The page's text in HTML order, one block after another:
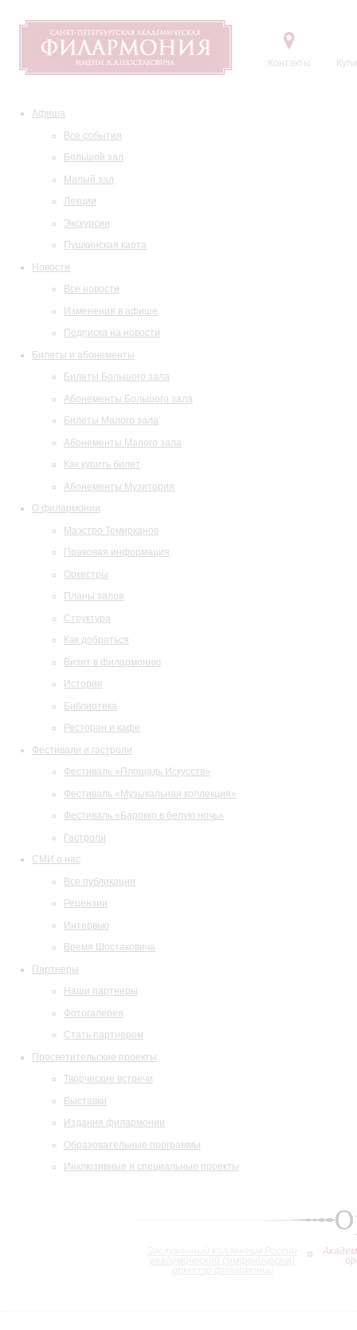
Контакты
Афиша
Все события
Большой зал
Малый зал
Лекции
Экскурсии
Пушкинская карта
Новости
Все новости
Изменения в афише
Подписка на новости
Билеты и абонементы
Билеты Большого зала
Абонементы Большого зала
Билеты Малого зала
Абонементы Малого зала
Как купить билет
Абонементы Музитория
О филармонии
Маэстро Темирканов
Правовая информация
Оркестры
Планы залов
Структура
Как добраться
Визит в филармонию
История
Библиотека
Ресторан и кафе
Фестивали и гастроли
Фестиваль «Площадь Искусств»
Фестиваль «Музыкальная коллекция»
Фестиваль «Барокко в белую ночь»
Гастроли
СМИ о нас
Все публикации
Рецензии
Интервью
Время Шостаковича
Партнеры
Наши партнеры
Фотогалерея
Стать партнером
Просветительские проекты
Творческие встречи
Выставки
Издания филармонии
Образовательные программы
Инклюзивные и специальные проекты